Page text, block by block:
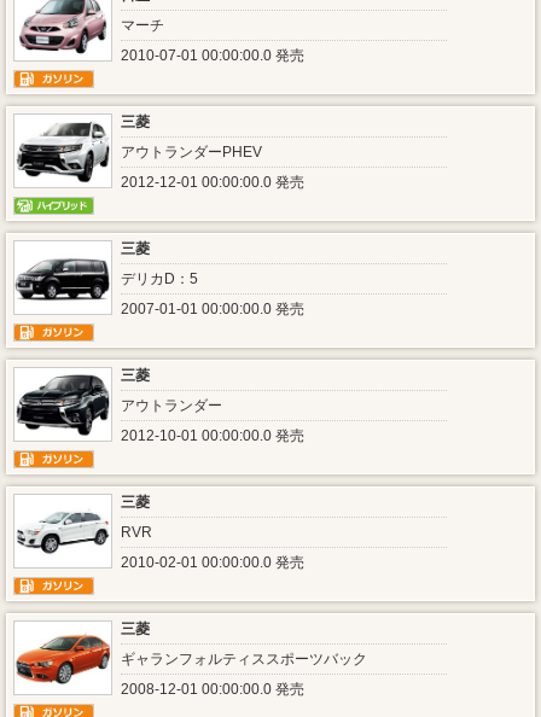
マーチ
2010-07-01 00:00:00.0 発売
三菱
アウトランダーPHEV
2012-12-01 00:00:00.0 発売
三菱
デリカD：5
2007-01-01 00:00:00.0 発売
三菱
アウトランダー
2012-10-01 00:00:00.0 発売
三菱
RVR
2010-02-01 00:00:00.0 発売
三菱
ギャランフォルティススポーツバック
2008-12-01 00:00:00.0 発売